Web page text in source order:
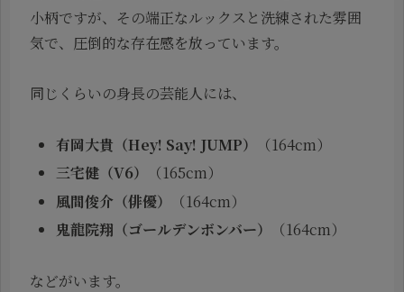
小柄ですが、その端正なルックスと洗練された雰囲
気で、圧倒的な存在感を放っています。
同じくらいの身長の芸能人には、
有岡大貴（Hey! Say! JUMP）
（164cm）
三宅健（V6）
（165cm）
風間俊介（俳優）
（164cm）
鬼龍院翔（ゴールデンボンバー）
（164cm）
などがいます。